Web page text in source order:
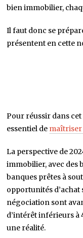
bien immobilier,
Il faut donc se
présentent en cette
Pour réussir dans
essentiel de maîtriser
La perspective de
immobilier, avec des
banques prêtes à
opportunités d’achat
négociation sont
d’intérêt inférieurs à
une réalité.